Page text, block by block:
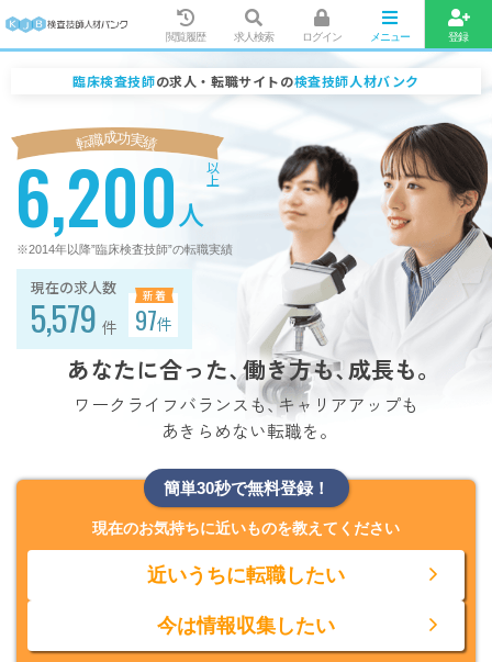
閲覧履歴 求人検索 ログイン メニュー 登録
臨床検査技師の求人・転職サイトの検査技師人材バンク
転職成功実績
6,200人
以上
※2014年以降”臨床検査技師”の転職実績
現在の求人数
5,579 件
新着
97件
あなたに合った、働き方も、成長も。
ワークライフバランスも、キャリアアップも
あきらめない転職を。
簡単30秒で無料登録！
現在のお気持ちに近いものを教えてください
近いうちに転職したい
今は情報収集したい